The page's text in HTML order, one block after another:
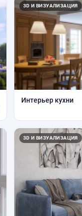
3D И ВИЗУАЛИЗАЦИЯ
Интерьер кухни
3D И ВИЗУАЛИЗАЦИЯ